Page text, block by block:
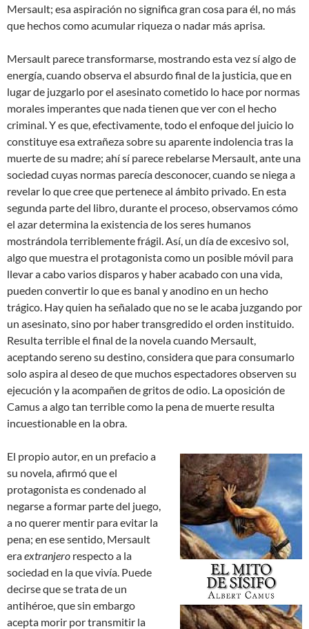
Mersault; esa aspiración no significa gran cosa para él, no más
que hechos como acumular riqueza o nadar más aprisa.
Mersault parece transformarse, mostrando esta vez sí algo de
energía, cuando observa el absurdo final de la justicia, que en
lugar de juzgarlo por el asesinato cometido lo hace por normas
morales imperantes que nada tienen que ver con el hecho
criminal. Y es que, efectivamente, todo el enfoque del juicio lo
constituye esa extrañeza sobre su aparente indolencia tras la
muerte de su madre; ahí sí parece rebelarse Mersault, ante una
sociedad cuyas normas parecía desconocer, cuando se niega a
revelar lo que cree que pertenece al ámbito privado. En esta
segunda parte del libro, durante el proceso, observamos cómo
el azar determina la existencia de los seres humanos
mostrándola terriblemente frágil. Así, un día de excesivo sol,
algo que muestra el protagonista como un posible móvil para
llevar a cabo varios disparos y haber acabado con una vida,
pueden convertir lo que es banal y anodino en un hecho
trágico. Hay quien ha señalado que no se le acaba juzgando por
un asesinato, sino por haber transgredido el orden instituido.
Resulta terrible el final de la novela cuando Mersault,
aceptando sereno su destino, considera que para consumarlo
solo aspira al deseo de que muchos espectadores observen su
ejecución y la acompañen de gritos de odio. La oposición de
Camus a algo tan terrible como la pena de muerte resulta
incuestionable en la obra.
El propio autor, en un prefacio a
su novela, afirmó que el
protagonista es condenado al
negarse a formar parte del juego,
a no querer mentir para evitar la
pena; en ese sentido, Mersault
eraextranjero respecto a la
sociedad en la que vivía. Puede
decirse que se trata de un
antihéroe, que sin embargo
acepta morir por transmitir la